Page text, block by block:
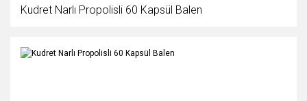
Kudret Narlı Propolisli 60 Kapsül Balen